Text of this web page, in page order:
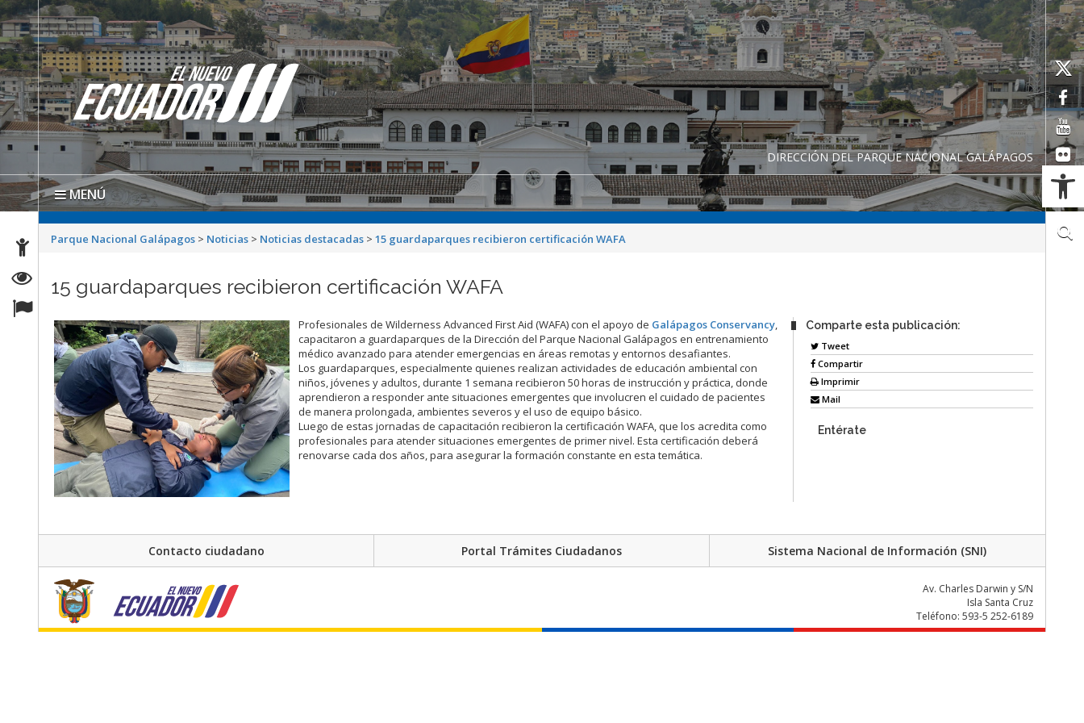
DIRECCIÓN DEL PARQUE NACIONAL GALÁPAGOS
MENÚ
Parque Nacional Galápagos > Noticias > Noticias destacadas >15 guardaparques recibieron certificación WAFA
15 guardaparques recibieron certificación WAFA
Profesionales de Wilderness Advanced First Aid (WAFA) con el apoyo de Galápagos Conservancy,
capacitaron a guardaparques de la Dirección del Parque Nacional Galápagos en entrenamiento
médico avanzado para atender emergencias en áreas remotas y entornos desafiantes.
Los guardaparques, especialmente quienes realizan actividades de educación ambiental con
niños, jóvenes y adultos, durante 1 semana recibieron 50 horas de instrucción y práctica, donde
aprendieron a responder ante situaciones emergentes que involucren el cuidado de pacientes
de manera prolongada, ambientes severos y el uso de equipo básico.
Luego de estas jornadas de capacitación recibieron la certificación WAFA, que los acredita como
profesionales para atender situaciones emergentes de primer nivel. Esta certificación deberá
renovarse cada dos años, para asegurar la formación constante en esta temática.
Comparte esta publicación:
Tweet
Compartir
Imprimir
Mail
Entérate
Contacto ciudadano Portal Trámites Ciudadanos Sistema Nacional de Información (SNI)
Av. Charles Darwin y S/N
Isla Santa Cruz
Teléfono: 593-5 252-6189